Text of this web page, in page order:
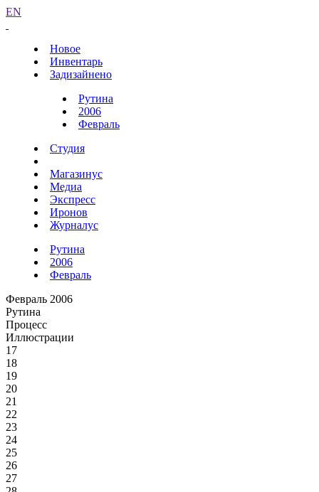
EN
Новое
Инвентарь
Задизайнено
Рутина
2006
Февраль
Студия
Магазинус
Медиа
Экспресс
Иронов
Журналус
Рутина
2006
Февраль
Февраль 2006
Рутина
Процесс
Иллюстрации
17
18
19
20
21
22
23
24
25
26
27